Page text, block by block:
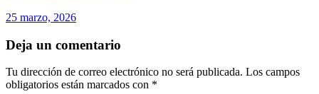
25 marzo, 2026
Deja un comentario
Tu dirección de correo electrónico no será publicada. Los campos
obligatorios están marcados con *